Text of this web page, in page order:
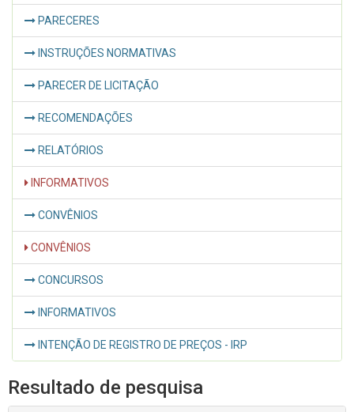
PARECERES
INSTRUÇÕES NORMATIVAS
PARECER DE LICITAÇÃO
RECOMENDAÇÕES
RELATÓRIOS
INFORMATIVOS
CONVÊNIOS
CONVÊNIOS
CONCURSOS
INFORMATIVOS
INTENÇÃO DE REGISTRO DE PREÇOS - IRP
Resultado de pesquisa